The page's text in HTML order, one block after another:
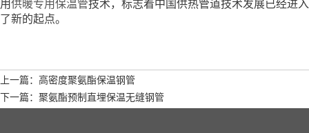
用供暖专用保温管技术，标志着中国供热管道技术发展已经进入
了新的起点。
上一篇：高密度聚氨酯保温钢管
下一篇：聚氨酯预制直埋保温无缝钢管